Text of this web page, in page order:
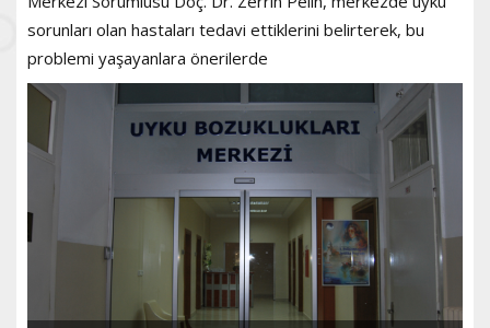
sorunları olan hastaları tedavi ettiklerini belirterek, bu
problemi yaşayanlara önerilerde